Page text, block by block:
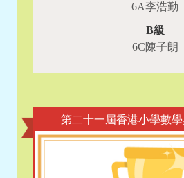
6A李浩勤
B級
6C陳子朗
第二十一屆香港小學數